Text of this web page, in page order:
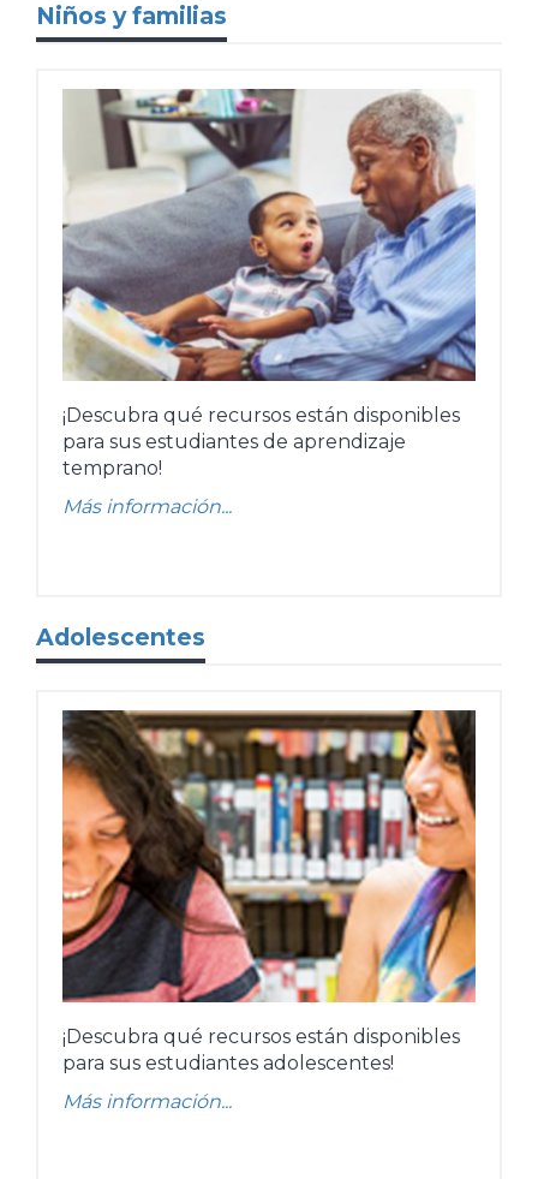
Niños y familias
¡Descubra qué recursos están disponibles
para sus estudiantes de aprendizaje
temprano!
Más información...
Adolescentes
¡Descubra qué recursos están disponibles
para sus estudiantes adolescentes!
Más información...